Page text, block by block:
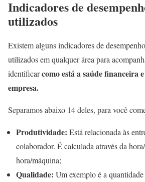
Indicadores de
utilizados
Existem alguns indicadores de
utilizados em qualquer área para
identificarcomo está a saúde financeira
empresa.
Separamos abaixo 14 deles, para você
Produtividade: Está relacionada às
colaborador. É calculada através da
hora/máquina;
Qualidade: Um exemplo é a